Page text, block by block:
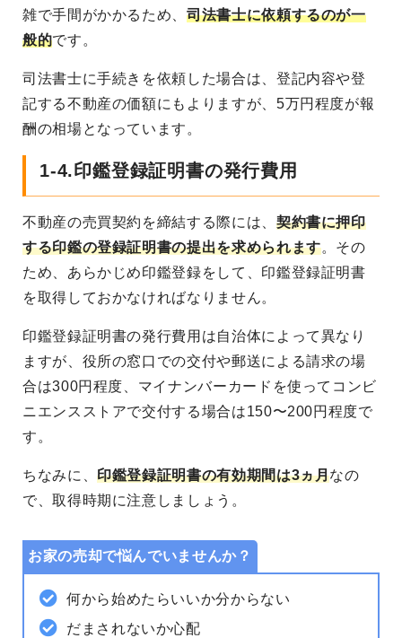
雑で手間がかかるため、司法書士に依頼するのが一
般的です。
司法書士に手続きを依頼した場合は、登記内容や登
記する不動産の価額にもよりますが、5万円程度が報
酬の相場となっています。
1-4.印鑑登録証明書の発行費用
不動産の売買契約を締結する際には、 契約書に押印
する印鑑の登録証明書の提出を求められます。その
ため、あらかじめ印鑑登録をして、印鑑登録証明書
を取得しておかなければなりません。
印鑑登録証明書の発行費用は自治体によって異なり
ますが、役所の窓口での交付や郵送による請求の場
合は300円程度、マイナンバーカードを使ってコンビ
ニエンスストアで交付する場合は150〜200円程度で
す。
ちなみに、印鑑登録証明書の有効期間は3ヵ月なの
で、取得時期に注意しましょう。
お家の売却で悩んでいませんか？
何から始めたらいいか分からない
だまされないか心配